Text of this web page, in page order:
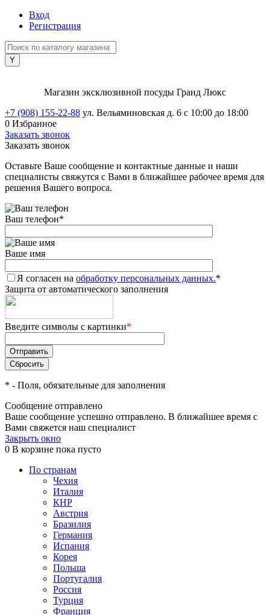
Вход
Регистрация
Магазин эксклюзивной посуды Гранд Люкс
+7 (908) 155-22-88 ул. Вельяминовская д. 6 с 10:00 до 18:00
0 Избранное
Заказать звонок
Заказать звонок
Оставьте Ваше сообщение и контактные данные и наши
специалисты свяжутся с Вами в ближайшее рабочее время для
решения Вашего вопроса.
Ваш телефон*
Ваше имя
Я согласен на обработку персональных данных.*
Защита от автоматического заполнения
Введите символы с картинки*
* - Поля, обязательные для заполнения
Сообщение отправлено
Ваше сообщение успешно отправлено. В ближайшее время с
Вами свяжется наш специалист
Закрыть окно
0 В корзине пока пусто
По странам
Чехия
Италия
КНР
Австрия
Бразилия
Германия
Испания
Корея
Польша
Португалия
Россия
Турция
Франция